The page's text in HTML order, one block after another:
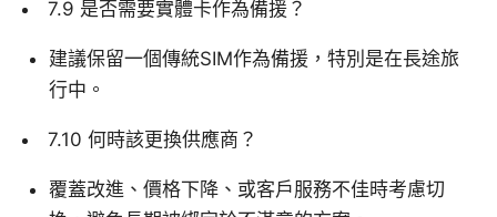
7.9 是否需要實體卡作為備援？
建議保留一個傳統SIM作為備援，特別是在長途旅
行中。
7.10 何時該更換供應商？
覆蓋改進、價格下降、或客戶服務不佳時考慮切